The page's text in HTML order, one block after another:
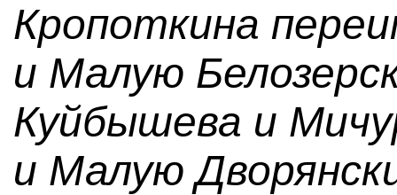
Кропоткина
и Малую
Куйбышева и
и Малую